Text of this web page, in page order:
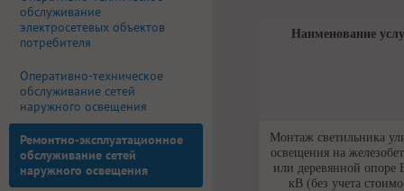
Наименование
Монтаж светильника
освещения на
или деревянной опоре
кВ (без учета
обслуживание
электросетевых объектов
потребителя
Оперативно-техническое
обслуживание сетей
наружного освещения
Ремонтно-эксплуатационное
обслуживание сетей
наружного освещения